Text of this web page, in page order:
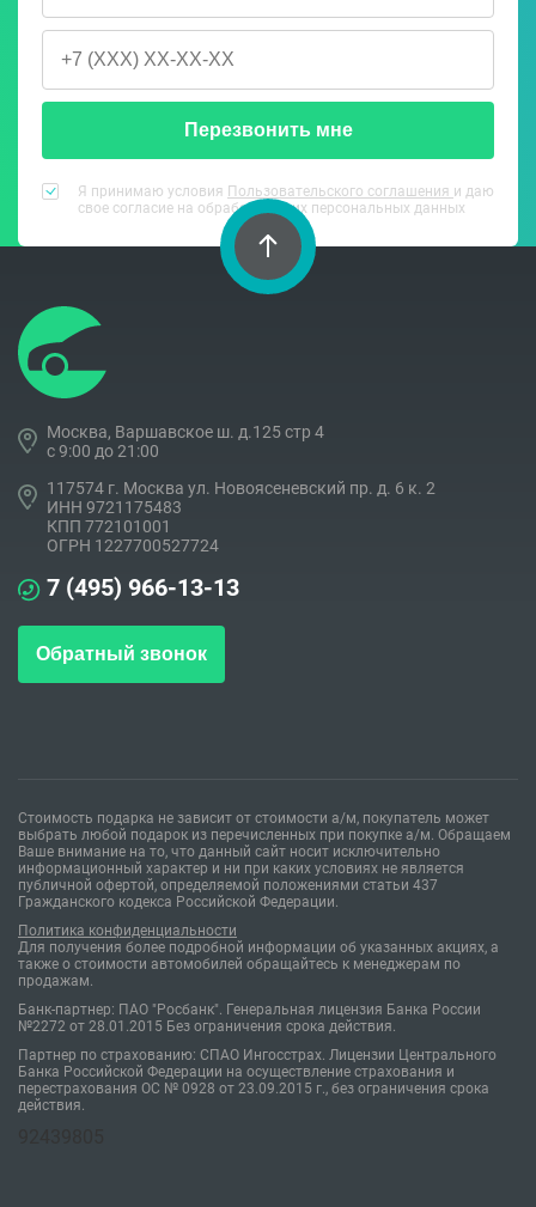
Перезвонить мне
Я принимаю условия Пользовательского соглашения и даю
свое согласие на обработку моих персональных данных
Москва, Варшавское ш. д.125 стр 4
c 9:00 до 21:00
117574 г. Москва ул. Новоясеневский пр. д. 6 к. 2
ИНН 9721175483
КПП 772101001
ОГРН 1227700527724
7 (495) 966-13-13
Обратный звонок
Стоимость подарка не зависит от стоимости а/м, покупатель может
выбрать любой подарок из перечисленных при покупке а/м. Обращаем
Ваше внимание на то, что данный сайт носит исключительно
информационный характер и ни при каких условиях не является
публичной офертой, определяемой положениями статьи 437
Гражданского кодекса Российской Федерации.
Политика конфиденциальности
Для получения более подробной информации об указанных акциях, а
также о стоимости автомобилей обращайтесь к менеджерам по
продажам.
Банк-партнер: ПАО "Росбанк". Генеральная лицензия Банка России
№2272 от 28.01.2015 Без ограничения срока действия.
Партнер по страхованию: СПАО Ингосстрах. Лицензии Центрального
Банка Российской Федерации на осуществление страхования и
перестрахования ОС № 0928 от 23.09.2015 г., без ограничения срока
действия.